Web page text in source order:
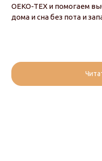
OEKO-TEX и помогаем
дома и сна без пота и